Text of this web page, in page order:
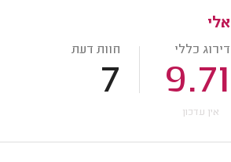
אלי
דירוג כללי
9.71
חוות דעת
7
אין עדכון